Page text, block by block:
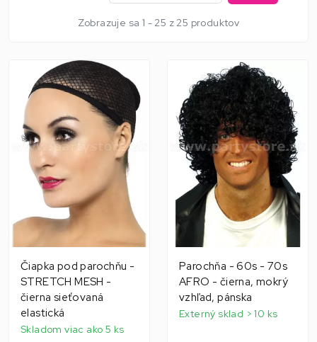
Zobrazuje sa 1 - 25 z 25 produktov
Čiapka pod parochňu -
STRETCH MESH -
čierna sieťovaná
elastická
Skladom viac ako 5 ks
Parochňa - 60s - 70s
AFRO - čierna, mokrý
vzhľad, pánska
Externý sklad > 10 ks